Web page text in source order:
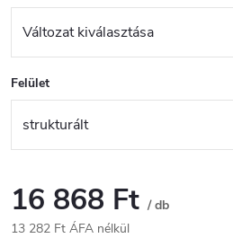
Felület
16 868 Ft / db
13 282 Ft ÁFA nélkül